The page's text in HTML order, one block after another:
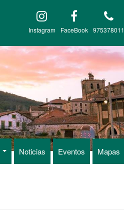
975378011
FaceBook
Instagram
Noticias Eventos Mapas